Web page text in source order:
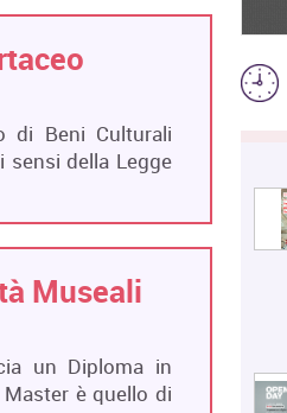
di Beni Culturali
sensi della Legge
Museali
un Diploma in
è quello di